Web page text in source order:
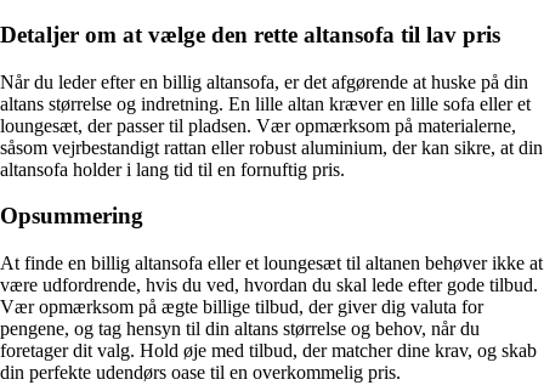
Detaljer om at vælge den rette altansofa til lav pris
Når du leder efter en billig altansofa, er det afgørende at huske på din
altans størrelse og indretning. En lille altan kræver en lille sofa eller et
loungesæt, der passer til pladsen. Vær opmærksom på materialerne,
såsom vejrbestandigt rattan eller robust aluminium, der kan sikre, at din
altansofa holder i lang tid til en fornuftig pris.
Opsummering
At finde en billig altansofa eller et loungesæt til altanen behøver ikke at
være udfordrende, hvis du ved, hvordan du skal lede efter gode tilbud.
Vær opmærksom på ægte billige tilbud, der giver dig valuta for
pengene, og tag hensyn til din altans størrelse og behov, når du
foretager dit valg. Hold øje med tilbud, der matcher dine krav, og skab
din perfekte udendørs oase til en overkommelig pris.